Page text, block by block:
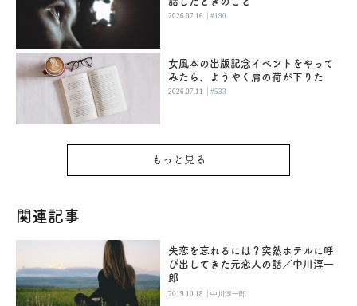
2026.07.16 |#190
女風本の出版記念イベントをやって
みたら、ようやく肩の荷が下りた
2026.07.11 |#533
もっと見る
関連記事
失恋を忘れるには？突然ホテルに呼
び出してきた元恋人の話／中川淳一
郎
2019.10.18 |中川淳一郎